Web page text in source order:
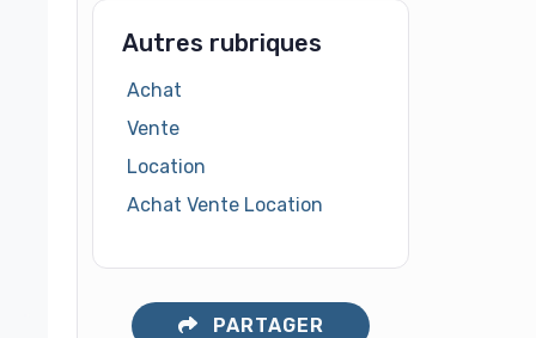
Autres rubriques
Achat
Vente
Location
Achat Vente Location
PARTAGER